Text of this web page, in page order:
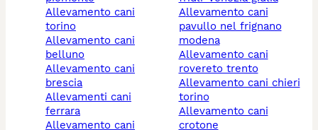
allevamento cani
torino
allevamento cani
belluno
allevamento cani
brescia
allevamenti cani
ferrara
allevamento cani
allevamento cani
pavullo nel frignano
modena
allevamento cani
rovereto trento
allevamento cani chieri
torino
allevamento cani
crotone